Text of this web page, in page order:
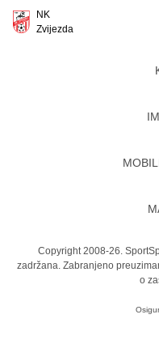
NK
Zvijezda
Copyright 2008-26.
zadržana. Zabranjeno
o